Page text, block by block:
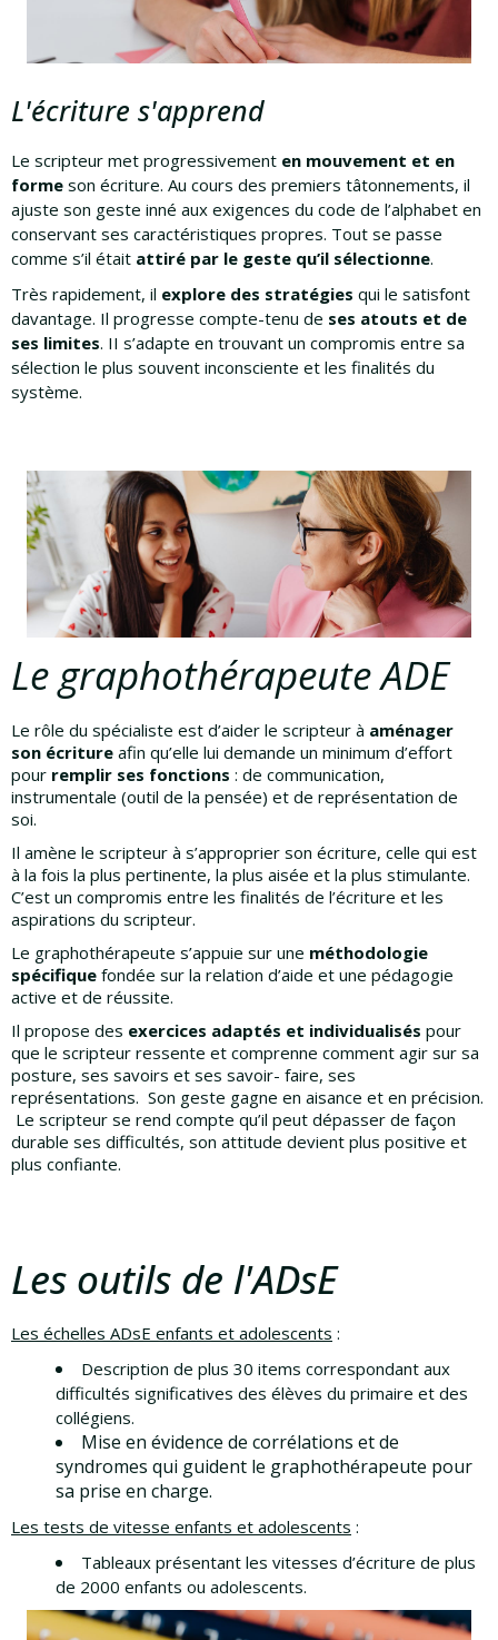
L'écriture s'apprend
Le scripteur met progressivement en mouvement et en
forme son écriture. Au cours des premiers tâtonnements, il
ajuste son geste inné aux exigences du code de l’alphabet en
conservant ses caractéristiques propres. Tout se passe
comme s’il était attiré par le geste qu’il sélectionne.
Très rapidement, il explore des stratégies qui le satisfont
davantage. Il progresse compte-tenu de ses atouts et de
ses limites. II s’adapte en trouvant un compromis entre sa
sélection le plus souvent inconsciente et les finalités du
système.
Le graphothérapeute ADE
Le rôle du spécialiste est d’aider le scripteur à aménager
son écriture afin qu’elle lui demande un minimum d’effort
pour remplir ses fonctions : de communication,
instrumentale (outil de la pensée) et de représentation de
soi.
Il amène le scripteur à s’approprier son écriture, celle qui est
à la fois la plus pertinente, la plus aisée et la plus stimulante.
C’est un compromis entre les finalités de l’écriture et les
aspirations du scripteur.
Le graphothérapeute s’appuie sur une méthodologie
spécifique fondée sur la relation d’aide et une pédagogie
active et de réussite.
Il propose des exercices adaptés et individualisés pour
que le scripteur ressente et comprenne comment agir sur sa
posture, ses savoirs et ses savoir- faire, ses
représentations. Son geste gagne en aisance et en précision.
Le scripteur se rend compte qu’il peut dépasser de façon
durable ses difficultés, son attitude devient plus positive et
plus confiante.
Les outils de l'ADsE
Les échelles ADsE enfants et adolescents :
Description de plus 30 items correspondant aux
difficultés significatives des élèves du primaire et des
collégiens.
Mise en évidence de corrélations et de
syndromes qui guident le graphothérapeute pour
sa prise en charge.
Les tests de vitesse enfants et adolescents :
Tableaux présentant les vitesses d’écriture de plus
de 2000 enfants ou adolescents.